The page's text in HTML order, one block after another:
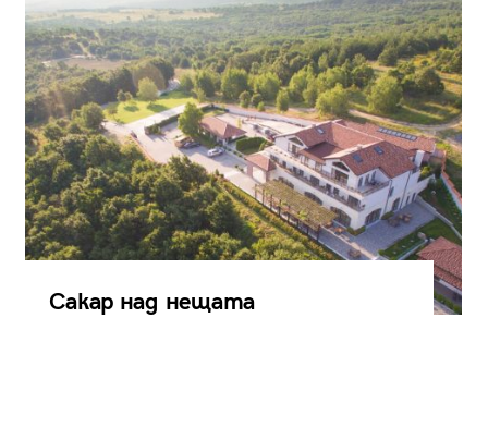
Сакар над нещата